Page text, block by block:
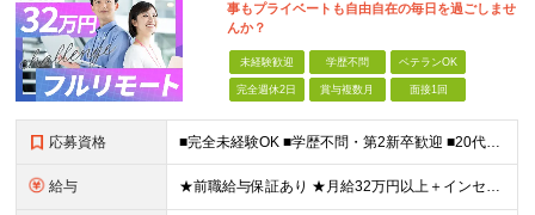
事もプライベートも自由自在の毎日を過ごしませ
んか？
未経験歓迎 学歴不問 ベテランOK
完全週休2日 賞与複数月 面接1回
応募資格 ■完全未経験OK ■学歴不問・第2新卒歓迎 ■20代～30代まで活躍中 経験よりも“目標があるか”を面接では見ています！ 「ITスキルを身につけて安定したキャリアを歩みたい」 「推し活のために収入U
給与 ★前職給与保証あり ★月給32万円以上＋インセンティブあり 月給32万円以上＋インセンティブ＋各種手当 ※上記には固定残業代（月30時間・44,400円～）を含みます ※超過分は別途支給します ※試